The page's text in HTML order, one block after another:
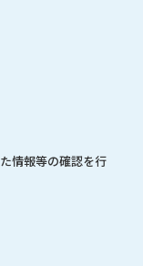
情報等の確認を行